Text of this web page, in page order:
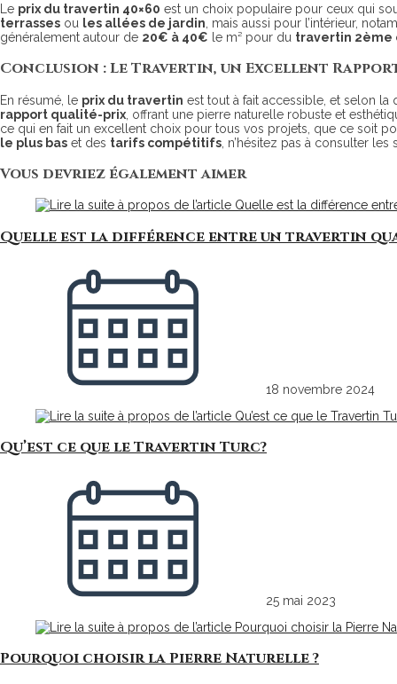
Le prix du travertin 40×60 est un choix populaire pour ceux qui
terrasses ou les allées de jardin , mais aussi pour l’intérieur,
généralement autour de 20€ à 40€ le m² pour du travertin 2ème
Conclusion : Le Travertin, un Excellent
En résumé, le prix du travertin est tout à fait accessible, et selon
rapport qualité-prix , offrant une pierre naturelle robuste et
ce qui en fait un excellent choix pour tous vos projets, que ce soit
le plus bas et des tarifs compétitifs , n’hésitez pas à consulter
Vous devriez également aimer
Quelle est la différence entre un travertin
18 novembre 2024
Qu’est ce que le Travertin Turc?
25 mai 2023
Pourquoi choisir la Pierre Naturelle ?